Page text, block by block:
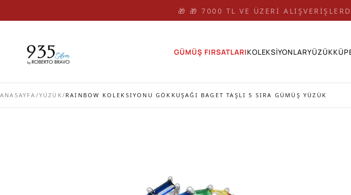
🎁 🎁 7000 TL VE ÜZERİ
GÜMÜŞ FIRSATLARIKOLEKSİYONLARYÜZÜK
ANASAYFA /YÜZÜK/ RAINBOW KOLEKSIYONU GÖKKUŞAĞI BAGET TAŞLI 5 SIRA GÜMÜŞ YÜZÜK